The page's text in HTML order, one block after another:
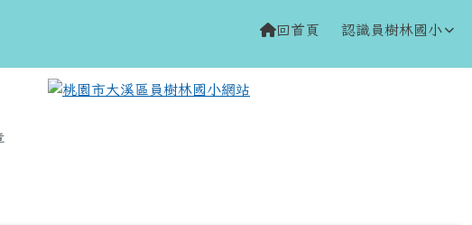
回首頁 認識員樹林國小